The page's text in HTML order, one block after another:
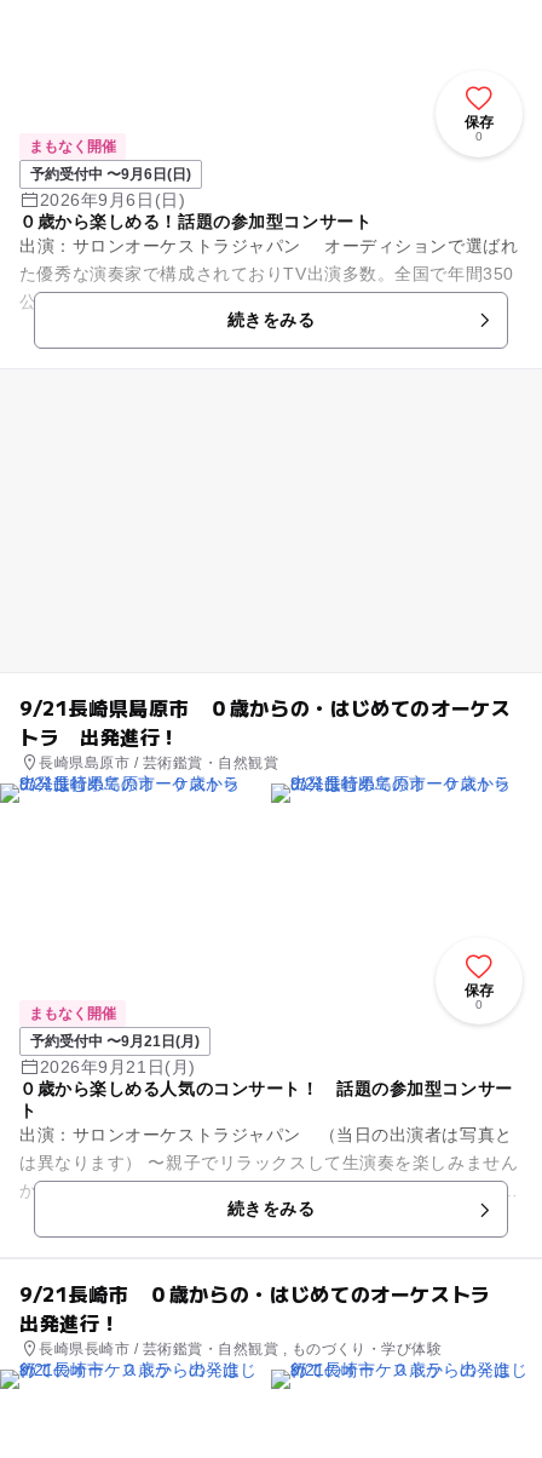
保存
0
まもなく開催
予約受付中 〜9月6日(日)
2026年9月6日(日)
０歳から楽しめる！話題の参加型コンサート
出演：サロンオーケストラジャパン オーディションで選ばれ
た優秀な演奏家で構成されておりTV出演多数。全国で年間350
公演開催の人気団体です。 0歳の赤ちゃんから参加できる、全
続きをみる
9/21長崎県島原市 ０歳からの・はじめてのオーケス
トラ 出発進行！
長崎県島原市 / 芸術鑑賞・自然観賞
保存
0
まもなく開催
予約受付中 〜9月21日(月)
2026年9月21日(月)
０歳から楽しめる人気のコンサート！ 話題の参加型コンサー
ト
出演：サロンオーケストラジャパン （当日の出演者は写真と
は異なります） 〜親子でリラックスして生演奏を楽しみません
か？〜 オーディションで選ばれた優秀な演奏家で構成されてお
続きをみる
9/21長崎市 ０歳からの・はじめてのオーケストラ
出発進行！
長崎県長崎市 / 芸術鑑賞・自然観賞 , ものづくり・学び体験